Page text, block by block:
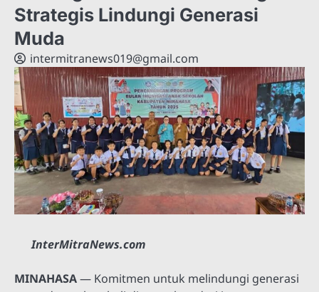
Strategis Lindungi Generasi
Muda
intermitranews019@gmail.com
InterMitraNews.com
MINAHASA— Komitmen untuk melindungi generasi